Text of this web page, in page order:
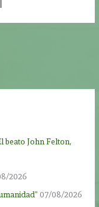
beato John Felton,
2026
07/08/2026